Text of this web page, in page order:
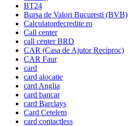
BT24
Bursa de Valori Bucuresti (BVB)
Calculatordecredite.ro
Call center
call center BRD
CAR (Casa de Ajutor Reciproc)
CAR Faur
card
card alocatie
card Anglia
card bancar
card Barclays
Card Cetelem
card contactless